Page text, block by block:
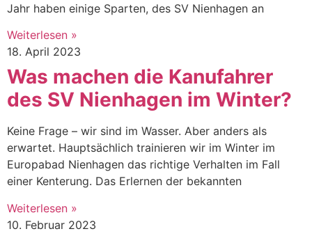
Jahr haben einige Sparten, des SV Nienhagen an
Weiterlesen »
18. April 2023
Was machen die Kanufahrer
des SV Nienhagen im Winter?
Keine Frage – wir sind im Wasser. Aber anders als
erwartet. Hauptsächlich trainieren wir im Winter im
Europabad Nienhagen das richtige Verhalten im Fall
einer Kenterung. Das Erlernen der bekannten
Weiterlesen »
10. Februar 2023